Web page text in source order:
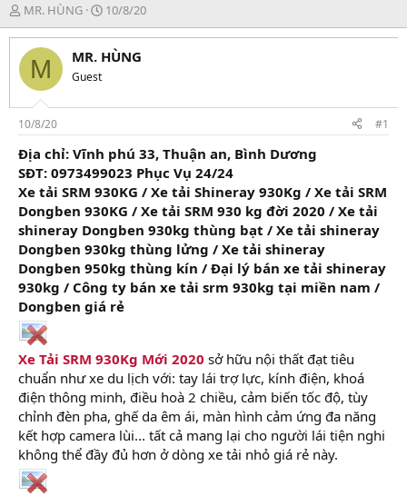
T
h
r
e
d
s
t
a
r
t
e
r
MR. HÙNG
N
g
à
y
i
10/8/20
M MR. HÙNG
Guest
10/8/20 #1
Địa chỉ: Vĩnh phú 33, Thuận an, Bình Dương
SĐT: 0973499023 Phục Vụ 24/24
Xe tải SRM 930KG / Xe tải Shineray 930Kg / Xe tải SRM
Dongben 930KG / Xe tải SRM 930 kg đời 2020 / Xe tải
shineray Dongben 930kg thùng bạt / Xe tải shineray
Dongben 930kg thùng lửng / Xe tải shineray
Dongben 950kg thùng kín / Đại lý bán xe tải shineray
930kg / Công ty bán xe tải srm 930kg tại miền nam /
Dongben giá rẻ
Xe Tải SRM 930Kg Mới 2020 sở hữu nội thất đạt tiêu
chuẩn như xe du lịch với: tay lái trợ lực, kính điện, khoá
điện thông minh, điều hoà 2 chiều, cảm biến tốc độ, tùy
chỉnh đèn pha, ghế da êm ái, màn hình cảm ứng đa năng
kết hợp camera lùi... tất cả mang lại cho người lái tiện nghi
không thể đầy đủ hơn ở dòng xe tải nhỏ giá rẻ này.